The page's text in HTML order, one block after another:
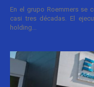
En el grupo Roemmers se
casi tres décadas. El
holding...